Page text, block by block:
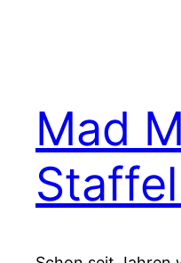
Mad